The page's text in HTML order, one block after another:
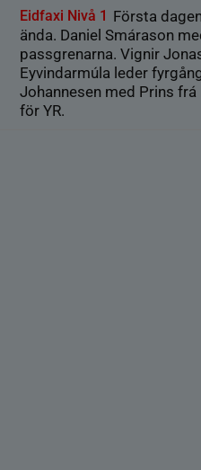
Eidfaxi Nivå 1 Första
ända. Daniel Smárason
passgrenarna. Vignir
Eyvindarmúla leder
Johannesen med Prins
för YR.